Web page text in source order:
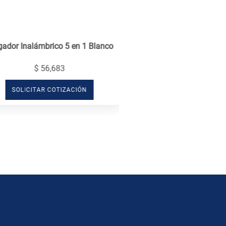
Inalámbrico 5 en 1 Blanco
$ 56,683
SOLICITAR COTIZACIÓN